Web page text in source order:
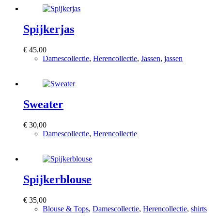
Spijkerjas
€ 45,00
Damescollectie, Herencollectie, Jassen, jassen
Sweater
€ 30,00
Damescollectie, Herencollectie
Spijkerblouse
€ 35,00
Blouse & Tops, Damescollectie, Herencollectie, shirts